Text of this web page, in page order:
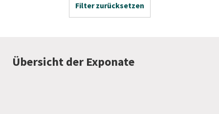
Filter zurücksetzen
Übersicht der Exponate